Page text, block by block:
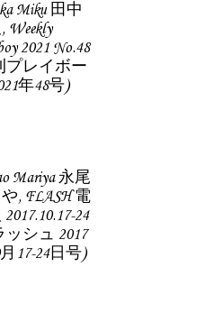
Miku 田中
Weekly
2021 No.48
プレイボー
年48号)
Mariya 永尾
, FLASH 電
24
ッシュ 2017
17-24日号)